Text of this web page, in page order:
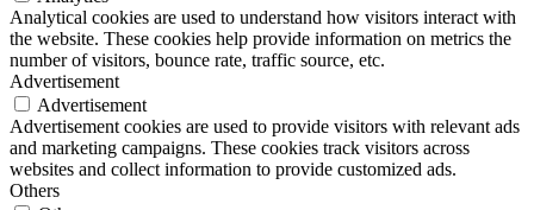
Analytical cookies are used to understand how visitors interact with
the website. These cookies help provide information on metrics the
number of visitors, bounce rate, traffic source, etc.
Advertisement
Advertisement
Advertisement cookies are used to provide visitors with relevant ads
and marketing campaigns. These cookies track visitors across
websites and collect information to provide customized ads.
Others